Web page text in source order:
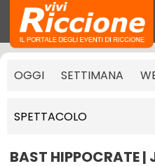
OGGI SETTIMANA
SPETTACOLO
BAST HIPPOCRATE |